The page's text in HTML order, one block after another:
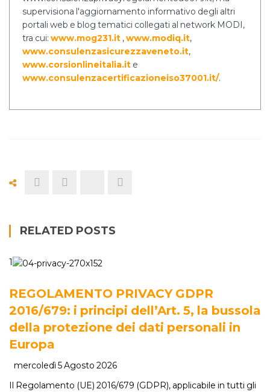
supervisiona l'aggiornamento informativo degli altri
portali web e blog tematici collegati al network MODI,
tra cui: www.mog231.it ,www.modiq.it,
www.consulenzasicurezzaveneto.it,
www.corsionlineitalia.it e
www.consulenzacertificazioneiso37001.it/.
RELATED POSTS
1
REGOLAMENTO PRIVACY GDPR
2016/679: i principi dell’Art. 5, la bussola
della protezione dei dati personali in
Europa
mercoledì 5 Agosto 2026
Il Regolamento (UE) 2016/679 (GDPR), applicabile in tutti gli